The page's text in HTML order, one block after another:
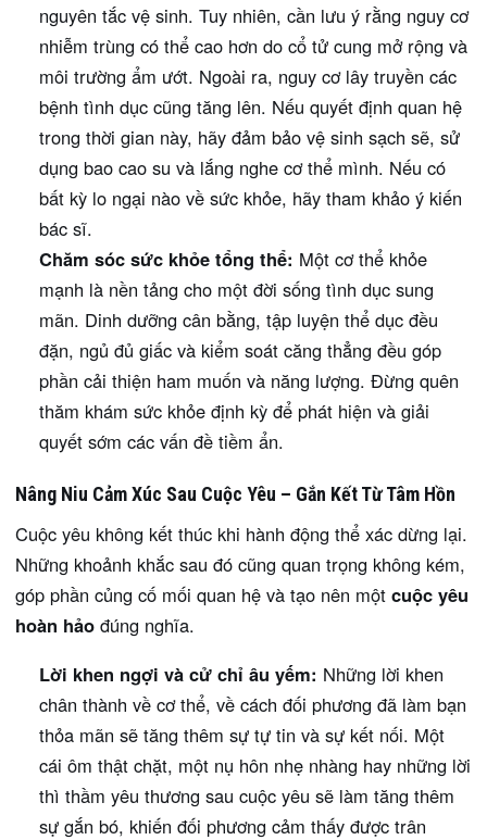
nguyên tắc vệ sinh. Tuy nhiên, cần lưu ý rằng nguy cơ
nhiễm trùng có thể cao hơn do cổ tử cung mở rộng và
môi trường ẩm ướt. Ngoài ra, nguy cơ lây truyền các
bệnh tình dục cũng tăng lên. Nếu quyết định quan hệ
trong thời gian này, hãy đảm bảo vệ sinh sạch sẽ, sử
dụng bao cao su và lắng nghe cơ thể mình. Nếu có
bất kỳ lo ngại nào về sức khỏe, hãy tham khảo ý kiến
bác sĩ.
Chăm sóc sức khỏe tổng thể: Một cơ thể khỏe
mạnh là nền tảng cho một đời sống tình dục sung
mãn. Dinh dưỡng cân bằng, tập luyện thể dục đều
đặn, ngủ đủ giấc và kiểm soát căng thẳng đều góp
phần cải thiện ham muốn và năng lượng. Đừng quên
thăm khám sức khỏe định kỳ để phát hiện và giải
quyết sớm các vấn đề tiềm ẩn.
Nâng Niu Cảm Xúc Sau Cuộc Yêu – Gắn Kết Từ Tâm Hồn
Cuộc yêu không kết thúc khi hành động thể xác dừng lại.
Những khoảnh khắc sau đó cũng quan trọng không kém,
góp phần củng cố mối quan hệ và tạo nên một cuộc yêu
hoàn hảo đúng nghĩa.
Lời khen ngợi và cử chỉ âu yếm: Những lời khen
chân thành về cơ thể, về cách đối phương đã làm bạn
thỏa mãn sẽ tăng thêm sự tự tin và sự kết nối. Một
cái ôm thật chặt, một nụ hôn nhẹ nhàng hay những lời
thì thầm yêu thương sau cuộc yêu sẽ làm tăng thêm
sự gắn bó, khiến đối phương cảm thấy được trân